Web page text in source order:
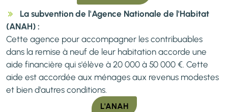
La subvention de l'Agence Nationale de l'Habitat
(ANAH) :
Cette agence pour accompagner les contribuables
dans la remise à neuf de leur habitation accorde une
aide financière qui s'élève à 20 000 à 50 000 €. Cette
aide est accordée aux ménages aux revenus modestes
et bien d'autres conditions.
L'ANAH